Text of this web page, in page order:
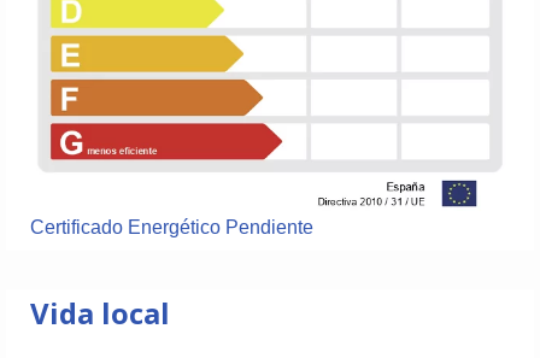
Certificado Energético Pendiente
Vida local